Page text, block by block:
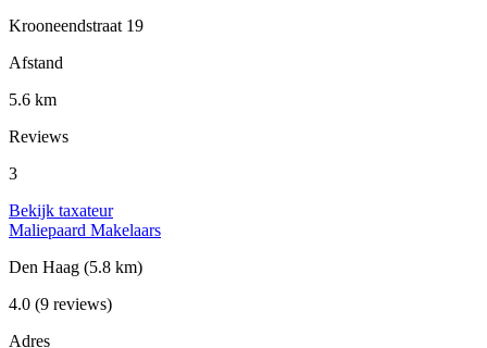
Krooneendstraat 19
Afstand
5.6 km
Reviews
3
Bekijk taxateur
Maliepaard Makelaars
Den Haag (5.8 km)
4.0 (9 reviews)
Adres